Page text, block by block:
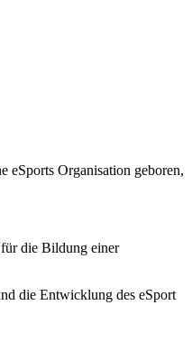
eSports Organisation geboren,
die Bildung einer
die Entwicklung des eSport